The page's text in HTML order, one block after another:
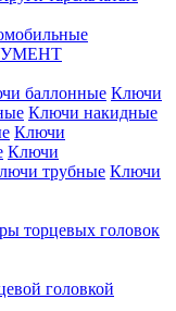
баллонные Ключи
Ключи накидные
Ключи
Ключи
трубные Ключи
торцевых головок
головкой